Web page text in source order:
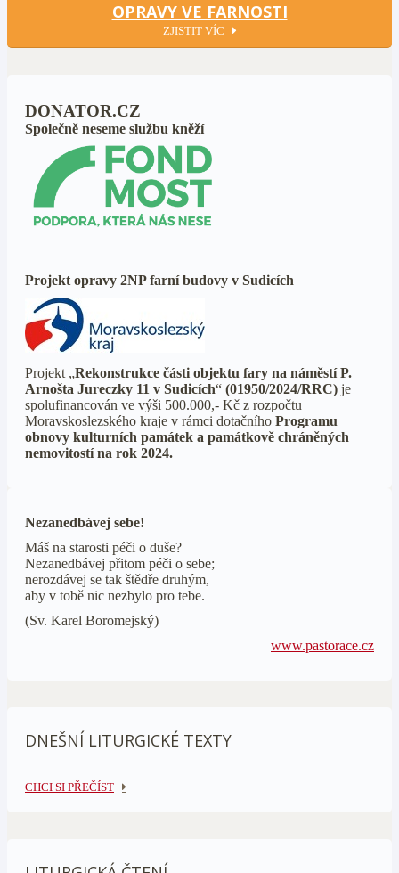
OPRAVY VE FARNOSTI
ZJISTIT VÍC
DONATOR.CZ
Společně neseme službu kněží
Projekt opravy 2NP farní budovy v Sudicích
Projekt „Rekonstrukce části objektu fary na náměstí P.
Arnošta Jureczky 11 v Sudicích“ (01950/2024/RRC) je
spolufinancován ve výši 500.000,- Kč z rozpočtu
Moravskoslezského kraje v rámci dotačního Programu
obnovy kulturních památek a památkově chráněných
nemovitostí na rok 2024.
Nezanedbávej sebe!
Máš na starosti péči o duše?
Nezanedbávej přitom péči o sebe;
nerozdávej se tak štědře druhým,
aby v tobě nic nezbylo pro tebe.
(Sv. Karel Boromejský)
www.pastorace.cz
DNEŠNÍ LITURGICKÉ TEXTY
CHCI SI PŘEČÍST